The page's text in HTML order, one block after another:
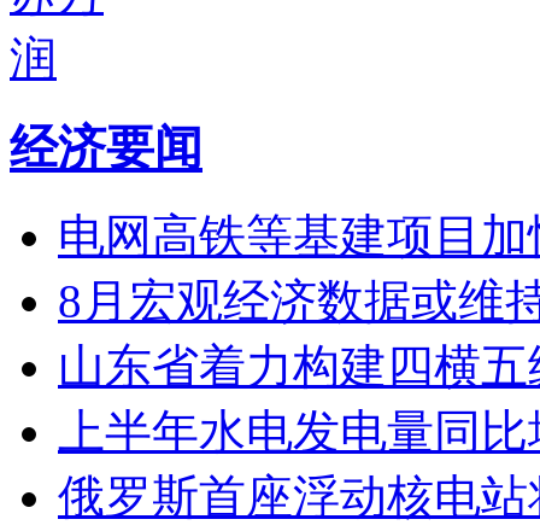
经济要闻
电网高铁等基建项目
8月宏观经济数据或维
山东省着力构建四横
上半年水电发电量同
俄罗斯首座浮动核电